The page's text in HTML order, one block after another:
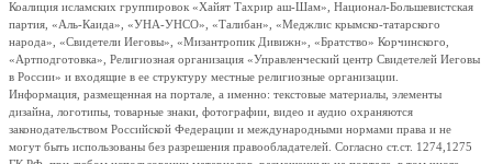
Коалиция исламских группировок «Хайят Тахрир аш-Шам», Национал-Большевистская
партия, «Аль-Каида», «УНА-УНСО», «Талибан», «Меджлис крымско-татарского
народа», «Свидетели Иеговы», «Мизантропик Дивижн», «Братство» Корчинского,
«Артподготовка», Религиозная организация «Управленческий центр Свидетелей Иеговы
в России» и входящие в ее структуру местные религиозные организации.
Информация, размещенная на портале, а именно: текстовые материалы, элементы
дизайна, логотипы, товарные знаки, фотографии, видео и аудио охраняются
законодательством Российской Федерации и международными нормами права и не
могут быть использованы без разрешения правообладателей. Согласно ст.ст. 1274,1275